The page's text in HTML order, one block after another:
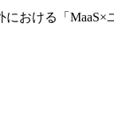
おける「